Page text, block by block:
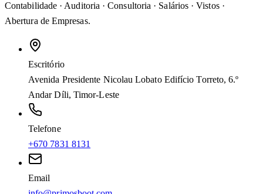
Contabilidade · Auditoria · Consultoria · Salários · Vistos ·
Abertura de Empresas.
Escritório
Avenida Presidente Nicolau Lobato Edifício Torreto, 6.º
Andar Díli, Timor-Leste
Telefone
+670 7831 8131
Email